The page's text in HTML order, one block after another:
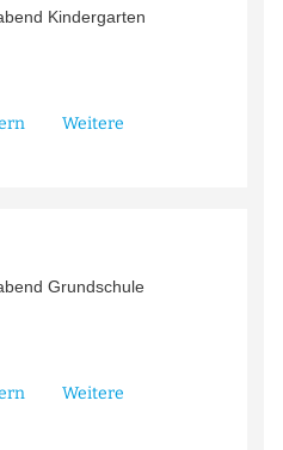
Kindergarten
Weitere
Grundschule
Weitere